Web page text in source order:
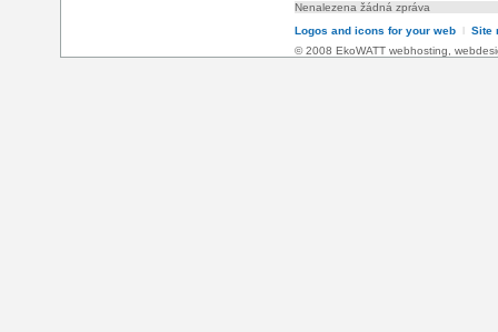
Nenalezena žádná zpráva
Logos and icons for your web l Site
© 2008 EkoWATT webhosting